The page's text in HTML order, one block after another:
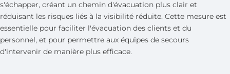
s'échapper, créant un chemin d'évacuation plus clair et
réduisant les risques liés à la visibilité réduite. Cette mesure est
essentielle pour faciliter l'évacuation des clients et du
personnel, et pour permettre aux équipes de secours
d'intervenir de manière plus efficace.